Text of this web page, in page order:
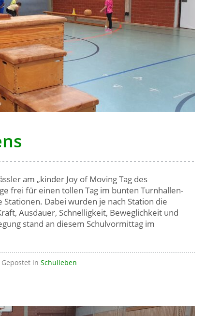
am „kinder Joy of Moving Tag des
frei für einen tollen Tag im bunten Turnhallen-
Dabei wurden je nach Station die
Ausdauer, Schnelligkeit, Beweglichkeit und
stand an diesem Schulvormittag im
Gepostet in Schulleben